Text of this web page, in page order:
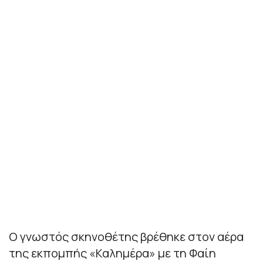
Ο γνωστός σκηνοθέτης βρέθηκε στον αέρα
της εκπομπής «Καλημέρα» με τη Φαίη